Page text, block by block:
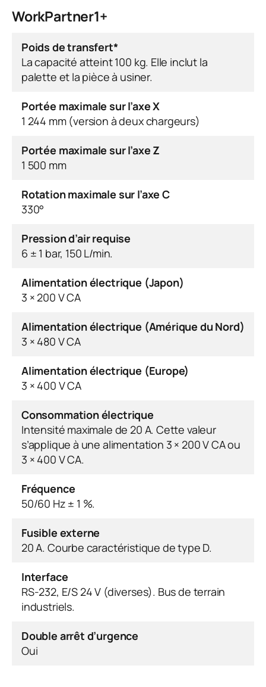
WorkPartner1+
Poids de transfert*
La capacité atteint 100 kg. Elle inclut la
palette et la pièce à usiner.
Portée maximale sur l’axe X
1 244 mm (version à deux chargeurs)
Portée maximale sur l’axe Z
1 500 mm
Rotation maximale sur l’axe C
330°
Pression d’air requise
6 ± 1 bar, 150 L/min.
Alimentation électrique (Japon)
3 × 200 V CA
Alimentation électrique (Amérique du Nord)
3 × 480 V CA
Alimentation électrique (Europe)
3 × 400 V CA
Consommation électrique
Intensité maximale de 20 A. Cette valeur
s’applique à une alimentation 3 × 200 V CA ou
3 × 400 V CA.
Fréquence
50/60 Hz ± 1 %.
Fusible externe
20 A. Courbe caractéristique de type D.
Interface
RS-232, E/S 24 V (diverses). Bus de terrain
industriels.
Double arrêt d’urgence
Oui